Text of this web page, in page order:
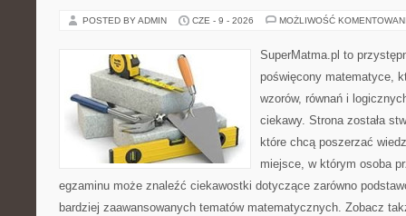
POSTED BY ADMIN CZE - 9 - 2026 MOŻLIWOŚĆ
SuperMatma.pl to
poświęcony matematyce,
wzorów, równań i
ciekawy. Strona została
które chcą poszerzać
miejsce, w którym osoba
egzaminu może znaleźć ciekawostki dotyczące zarówno
bardziej zaawansowanych tematów matematycznych. Zobacz